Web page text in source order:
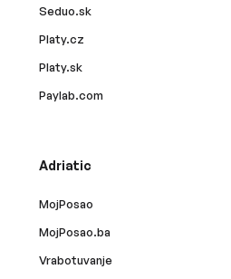
Seduo.sk
Platy.cz
Platy.sk
Paylab.com
Adriatic
MojPosao
MojPosao.ba
Vrabotuvanje